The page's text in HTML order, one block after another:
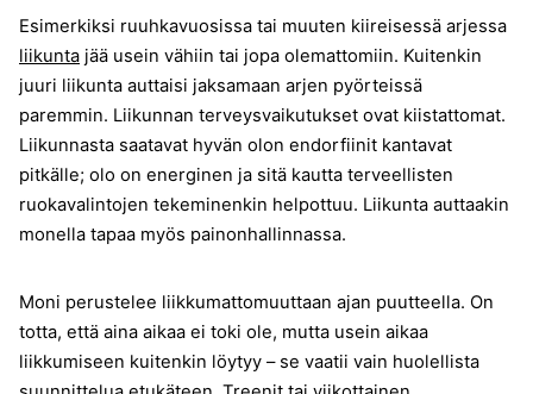
Esimerkiksi ruuhkavuosissa tai muuten kiireisessä arjessa
liikunta jää usein vähiin tai jopa olemattomiin. Kuitenkin
juuri liikunta auttaisi jaksamaan arjen pyörteissä
paremmin. Liikunnan terveysvaikutukset ovat kiistattomat.
Liikunnasta saatavat hyvän olon endorfiinit kantavat
pitkälle; olo on energinen ja sitä kautta terveellisten
ruokavalintojen tekeminenkin helpottuu. Liikunta auttaakin
monella tapaa myös painonhallinnassa.
Moni perustelee liikkumattomuuttaan ajan puutteella. On
totta, että aina aikaa ei toki ole, mutta usein aikaa
liikkumiseen kuitenkin löytyy – se vaatii vain huolellista